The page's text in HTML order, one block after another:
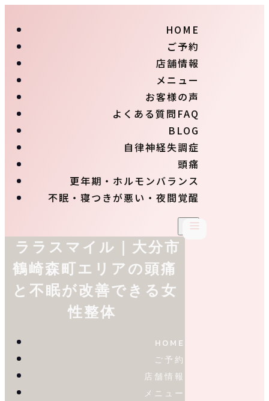
HOME
ご予約
店舗情報
メニュー
お客様の声
よくある質問FAQ
BLOG
自律神経失調症
頭痛
更年期・ホルモンバランス
不眠・寝つきが悪い・夜間覚醒
ララスマイル｜大分市
鶴崎森町エリアの頭痛
と不眠が改善できる女
性整体
HOME
ご予約
店舗情報
メニュー